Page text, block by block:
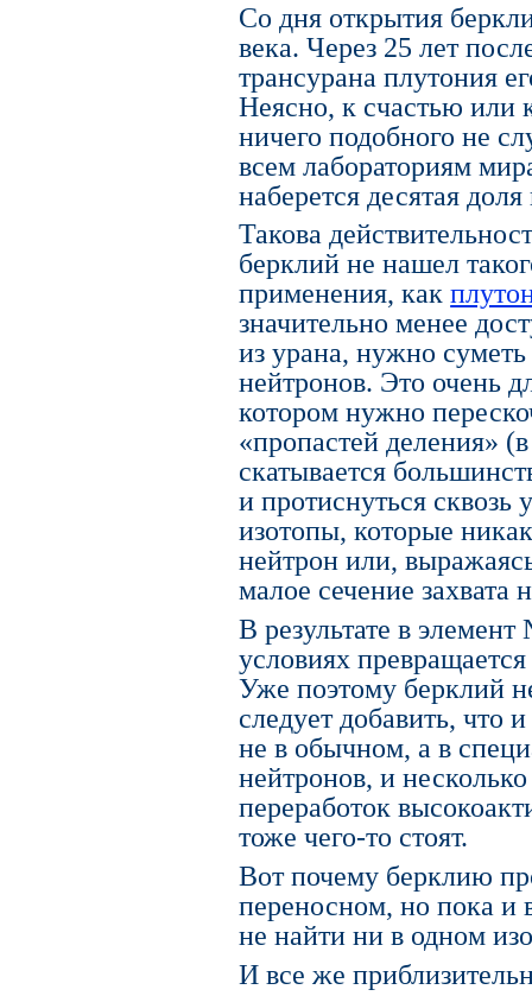
Со дня открытия
века. Через 25 лет
трансурана плутония
Неясно, к счастью или
ничего подобного не
всем лабораториям
наберется десятая
Такова
берклий не нашел
применения, как
значительно менее
из урана, нужно
нейтронов. Это очень
котором нужно
«пропастей деления»
скатывается
и протиснуться
изотопы, которые
нейтрон или,
малое сечение захвата
В результате в
условиях
Уже поэтому берклий
следует добавить, что
не в обычном, а в
нейтронов, и
переработок
тоже чего-то стоят.
Вот почему берклию
переносном, но пока и
не найти ни в одном
И все же